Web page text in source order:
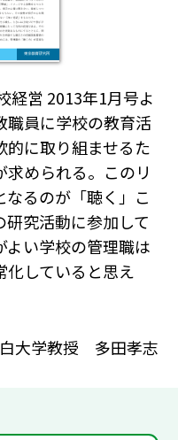
経営 2013年1月号よ
職員に学校の教育活
的に取り組ませるた
められる。このリ
るのが「聴く」こ
究活動に参加して
よい学校の管理職は
化していると思え
大学教授 多田孝志